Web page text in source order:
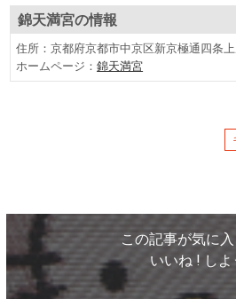
錦天満宮の情報
住所：京都府京都市中京区新京極通四条
ホームページ：錦天満宮
この記事が気に
いいね ! しよ